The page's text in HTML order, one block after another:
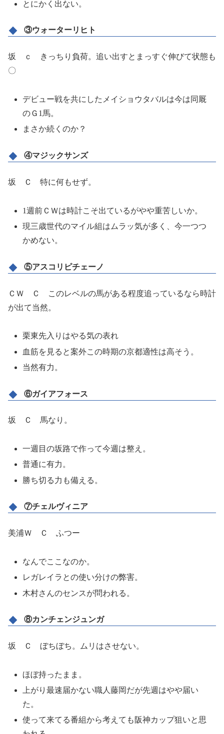
とにかく出ない。
③ウォーターリヒト
坂 ｃ きっちり負荷。追い出すとまっすぐ伸びて状態も
〇
デビュー戦を共にしたメイショウタバルは今は同厩
のＧ1馬。
まさか続くのか？
④マジックサンズ
坂 Ｃ 特に何もせず。
1週前ＣＷは時計こそ出ているがやや重苦しいか。
現三歳世代のマイル組はムラッ気が多く、今一つつ
かめない。
⑤アスコリピチェーノ
ＣＷ Ｃ このレベルの馬がある程度追っているなら時計
が出て当然。
栗東先入りはやる気の表れ
血筋を見ると案外この時期の京都適性は高そう。
当然有力。
⑥ガイアフォース
坂 Ｃ 馬なり。
一週目の坂路で作って今週は整え。
普通に有力。
勝ち切る力も備える。
⑦チェルヴィニア
美浦Ｗ Ｃ ふつー
なんでここなのか。
レガレイラとの使い分けの弊害。
木村さんのセンスが問われる。
⑧カンチェンジュンガ
坂 Ｃ ぼちぼち。ムリはさせない。
ほぼ持ったまま。
上がり最速届かない職人藤岡だが先週はやや届い
た。
使って来てる番組から考えても阪神カップ狙いと思